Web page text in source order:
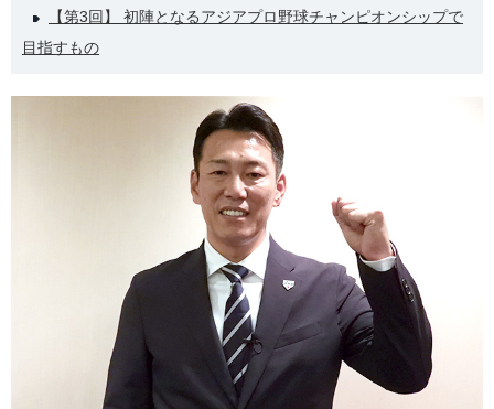
【第3回】 初陣となるアジアプロ野球チャンピオンシップで
目指すもの